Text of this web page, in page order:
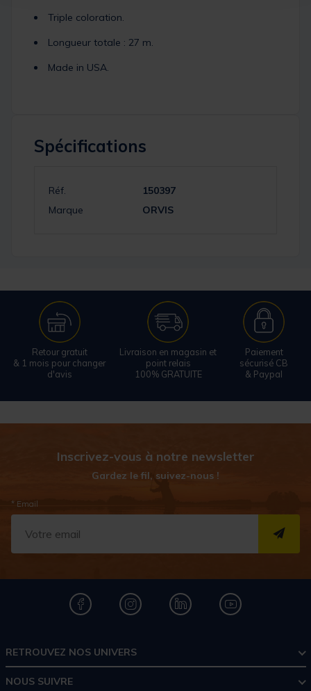
Triple coloration.
Longueur totale : 27 m.
Made in USA.
Spécifications
Réf.
150397
Marque
ORVIS
Retour gratuit
& 1 mois pour changer
d'avis
Livraison en magasin et
point relais
100% GRATUITE
Paiement
sécurisé CB
& Paypal
Inscrivez-vous à notre newsletter
Gardez le fil, suivez-nous !
* Email
RETROUVEZ NOS UNIVERS
NOUS SUIVRE